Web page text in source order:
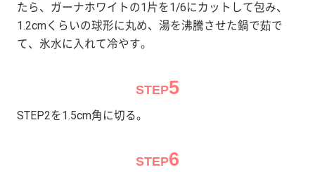
たら、ガーナホワイトの1片を1/6にカットして包み、
1.2cmくらいの球形に丸め、湯を沸騰させた鍋で茹で
て、氷水に入れて冷やす。
STEP5
STEP2を1.5cm角に切る。
STEP6